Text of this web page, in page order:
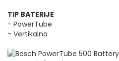
TIP BATERIJE
- PowerTube
- Vertikalna